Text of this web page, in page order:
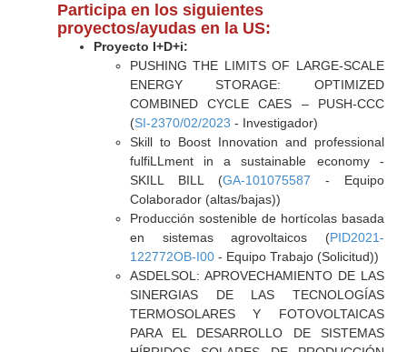
Participa en los siguientes
proyectos/ayudas en la US:
Proyecto I+D+i:
PUSHING THE LIMITS OF LARGE-SCALE
ENERGY STORAGE: OPTIMIZED
COMBINED CYCLE CAES – PUSH-CCC
(SI-2370/02/2023 - Investigador)
Skill to Boost Innovation and professional
fulfiLLment in a sustainable economy -
SKILL BILL (GA-101075587 - Equipo
Colaborador (altas/bajas))
Producción sostenible de hortícolas basada
en sistemas agrovoltaicos (PID2021-
122772OB-I00- Equipo Trabajo (Solicitud))
ASDELSOL: APROVECHAMIENTO DE LAS
SINERGIAS DE LAS TECNOLOGÍAS
TERMOSOLARES Y FOTOVOLTAICAS
PARA EL DESARROLLO DE SISTEMAS